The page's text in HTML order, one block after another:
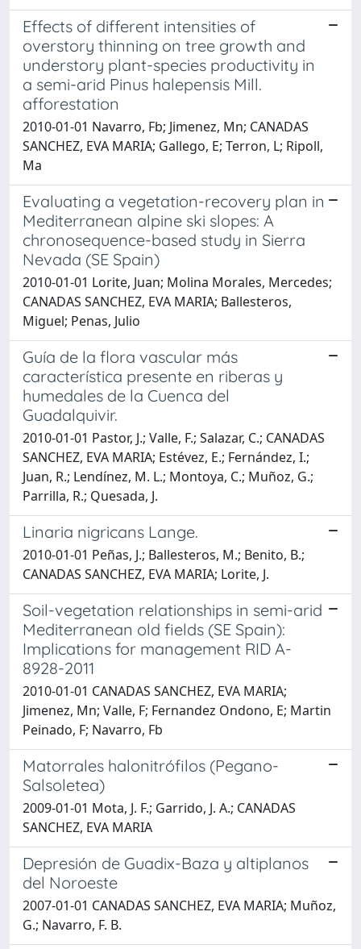
Effects of different intensities of
overstory thinning on tree growth and
understory plant-species productivity in
a semi-arid Pinus halepensis Mill.
afforestation
2010-01-01 Navarro, Fb; Jimenez, Mn; CANADAS
SANCHEZ, EVA MARIA; Gallego, E; Terron, L; Ripoll,
Ma
Evaluating a vegetation-recovery plan in
Mediterranean alpine ski slopes: A
chronosequence-based study in Sierra
Nevada (SE Spain)
2010-01-01 Lorite, Juan; Molina Morales, Mercedes;
CANADAS SANCHEZ, EVA MARIA; Ballesteros,
Miguel; Penas, Julio
Guía de la flora vascular más
característica presente en riberas y
humedales de la Cuenca del
Guadalquivir.
2010-01-01 Pastor, J.; Valle, F.; Salazar, C.; CANADAS
SANCHEZ, EVA MARIA; Estévez, E.; Fernández, I.;
Juan, R.; Lendínez, M. L.; Montoya, C.; Muñoz, G.;
Parrilla, R.; Quesada, J.
Linaria nigricans Lange.
2010-01-01 Peñas, J.; Ballesteros, M.; Benito, B.;
CANADAS SANCHEZ, EVA MARIA; Lorite, J.
Soil-vegetation relationships in semi-arid
Mediterranean old fields (SE Spain):
Implications for management RID A-
8928-2011
2010-01-01 CANADAS SANCHEZ, EVA MARIA;
Jimenez, Mn; Valle, F; Fernandez Ondono, E; Martin
Peinado, F; Navarro, Fb
Matorrales halonitrófilos (Pegano-
Salsoletea)
2009-01-01 Mota, J. F.; Garrido, J. A.; CANADAS
SANCHEZ, EVA MARIA
Depresión de Guadix-Baza y altiplanos
del Noroeste
2007-01-01 CANADAS SANCHEZ, EVA MARIA; Muñoz,
G.; Navarro, F. B.